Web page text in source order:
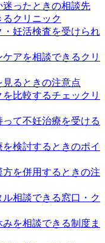
ったときの相談先
クリニック
妊活検査を受けられ
アを相談できるクリ
るときの注意点
比較するチェックリ
て不妊治療を受ける
検討するときのポイ
を併用するときの注
相談できる窓口・ク
を相談できる制度ま